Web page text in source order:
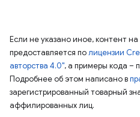
Если не указано иное, контент
предоставляется полицензии
авторства 4.0", а примеры кода –
Подробнее об этом написано в
зарегистрированный товарный
аффилированных лиц.